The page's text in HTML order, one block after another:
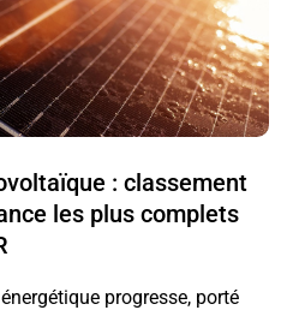
: classement
les plus complets
progresse, porté